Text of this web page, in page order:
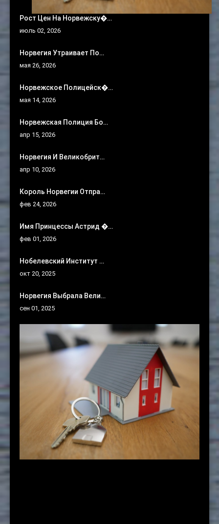
Рост Цен На Норвежску�…
июль 02, 2026
Норвегия Утраивает По…
мая 26, 2026
Норвежское Полицейск�…
мая 14, 2026
Норвежская Полиция Бо…
апр 15, 2026
Норвегия И Великобрит…
апр 10, 2026
Король Норвегии Отпра…
фев 24, 2026
Имя Принцессы Астрид �…
фев 01, 2026
Нобелевский Институт …
окт 20, 2025
Норвегия Выбрала Вели…
сен 01, 2025